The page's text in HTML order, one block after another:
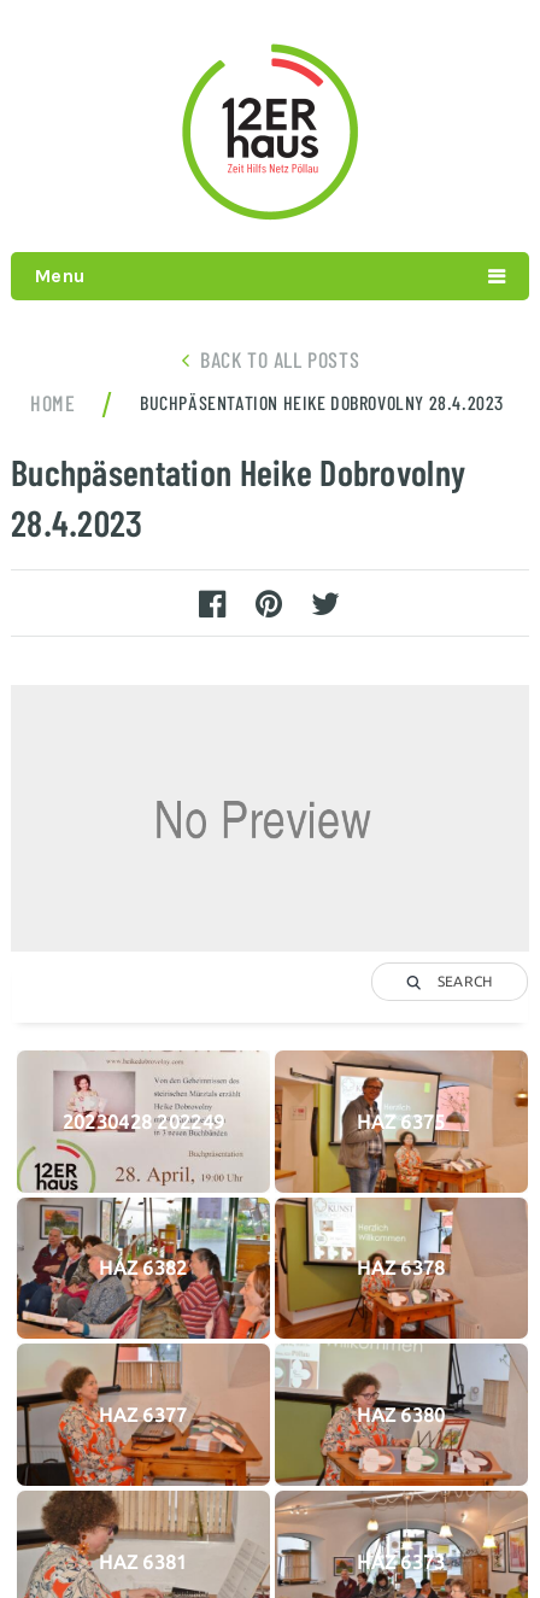
Menu
BACK TO ALL POSTS
HOME
/ BUCHPÄSENTATION HEIKE DOBROVOLNY 28.4.2023
Buchpäsentation Heike Dobrovolny
28.4.2023
SEARCH
20230428 202249 HAZ 6375
HAZ 6382 HAZ 6378
HAZ 6377 HAZ 6380
HAZ 6381 HAZ 6373